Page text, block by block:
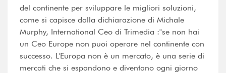
del continente per sviluppare le migliori soluzioni,
come si capisce dalla dichiarazione di Michale
Murphy, International Ceo di Trimedia :"se non hai
un Ceo Europe non puoi operare nel continente con
successo. L'Europa non è un mercato, è una serie di
mercati che si espandono e diventano ogni giorno